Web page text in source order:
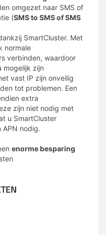
omgezet naar SMS of
(SMS to SMS of SMS
SmartCluster. Met
normale
verbinden, waardoor
mogelijk zijn
vast IP zijn onveilig
tot problemen. Een
extra
zijn niet nodig met
u SmartCluster
APN nodig.
enorme besparing